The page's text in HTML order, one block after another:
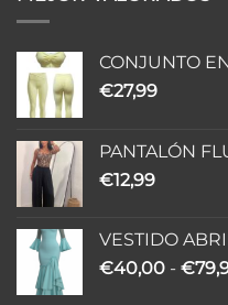
CONJUNTO
€27,99
PANTALÓN
€12,99
VESTIDO
€40,00 - €